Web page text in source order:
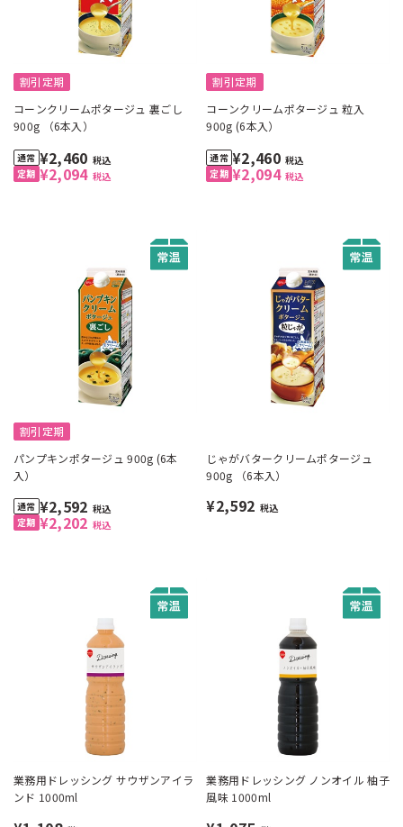
割引定期
コーンクリームポタージュ 裏ごし
900g （6本入）
¥2,094 税込
¥2,460 税込
割引定期
コーンクリームポタージュ 粒入
900g (6本入）
¥2,094 税込
¥2,460 税込
割引定期
パンプキンポタージュ 900g (6本
入）
¥2,202 税込
¥2,592 税込
じゃがバタークリームポタージュ
900g （6本入）
¥2,592 税込
業務用ドレッシング サウザンアイラ
ンド 1000ml
業務用ドレッシング ノンオイル 柚子
風味 1000ml